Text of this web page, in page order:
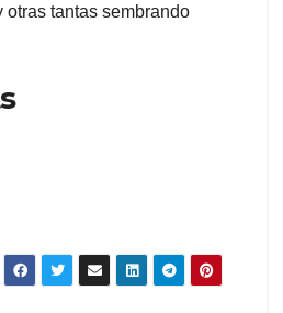
otras tantas sembrando